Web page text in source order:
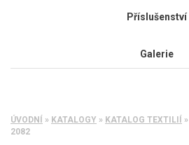
Příslušenství
Galerie
ÚVODNÍ » KATALOGY » KATALOG TEXTILIÍ »
2082